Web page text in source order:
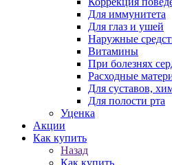
Для иммунитета
Для глаз и ушей
Наружные
Витамины
При болезнях
Расходные
Для суставов,
Для полости рта
Уценка
Акции
Как купить
Назад
Как купить